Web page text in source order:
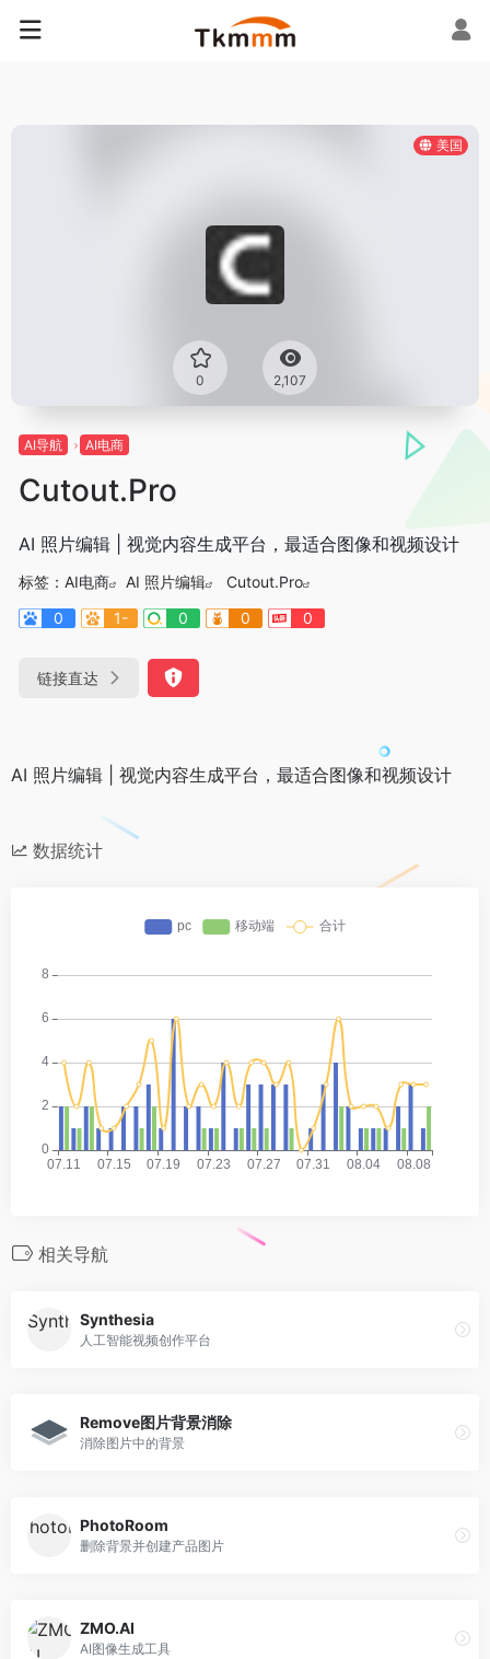
美国
0 2,107
AI导航 AI电商
Cutout.Pro
AI 照片编辑 | 视觉内容生成平台，最适合图像和视频设计
标签： AI电商 AI 照片编辑
Cutout.Pro
0
1- 0 0 0
链接直达
AI 照片编辑 | 视觉内容生成平台，最适合图像和视频设计
数据统计
相关导航
Synthesia
人工智能视频创作平台
Remove图片背景消除
消除图片中的背景
PhotoRoom
删除背景并创建产品图片
ZMO.AI
AI图像生成工具